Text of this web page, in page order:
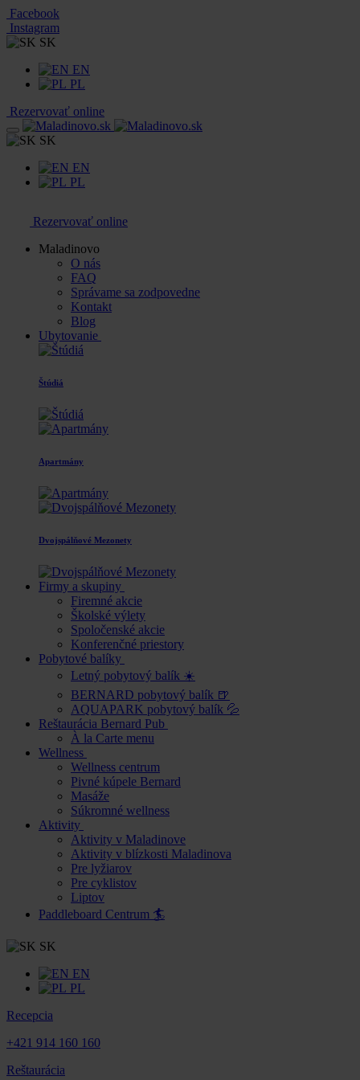
Facebook
Instagram
SK
EN
PL
Rezervovať online
SK
EN
PL
Rezervovať online
Maladinovo
O nás
FAQ
Správame sa zodpovedne
Kontakt
Blog
Ubytovanie
Štúdiá
Apartmány
Dvojspálňové Mezonety
Firmy a skupiny
Firemné akcie
Školské výlety
Spoločenské akcie
Konferenčné priestory
Pobytové balíky
Letný pobytový balík ☀️
BERNARD pobytový balík 🍺
AQUAPARK pobytový balík 💦
Reštaurácia Bernard Pub
À la Carte menu
Wellness
Wellness centrum
Pivné kúpele Bernard
Masáže
Súkromné wellness
Aktivity
Aktivity v Maladinove
Aktivity v blízkosti Maladinova
Pre lyžiarov
Pre cyklistov
Liptov
Paddleboard Centrum 🏄
SK
EN
PL
Recepcia
+421 914 160 160
Reštaurácia